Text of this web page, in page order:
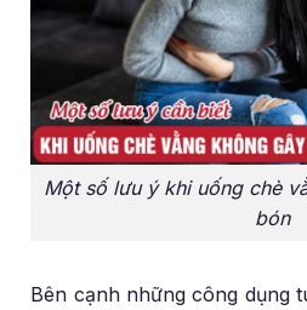
Một số lưu ý khi uống chè
bón
Bên cạnh những công dụng